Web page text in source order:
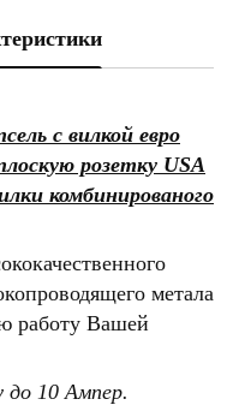
с вилкой евро
розетку USA
комбинированого
метала
работу Вашей
до 10 Ампер.